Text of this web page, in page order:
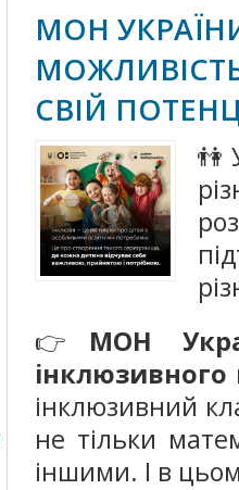
МОН
СВІЙ
👉 МОН
інклюзивний
не тільки
іншими. І в